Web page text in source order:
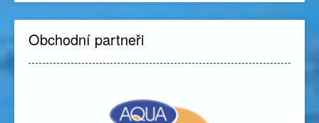
Obchodní partneři